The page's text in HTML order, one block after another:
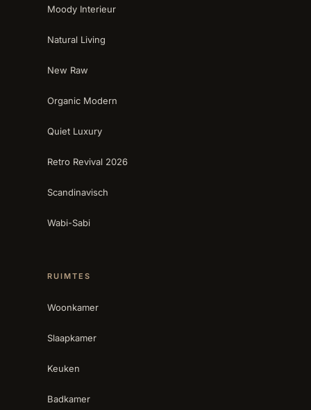
Moody Interieur
Natural Living
New Raw
Organic Modern
Quiet Luxury
Retro Revival 2026
Scandinavisch
Wabi-Sabi
RUIMTES
Woonkamer
Slaapkamer
Keuken
Badkamer